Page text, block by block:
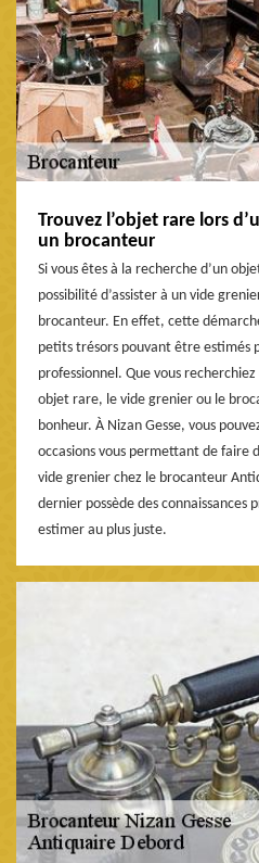
Trouvez l’objet rare lors
un brocanteur
Si vous êtes à la recherche d’un
possibilité d’assister à un vide
brocanteur. En effet, cette
petits trésors pouvant être estimés
professionnel. Que vous
objet rare, le vide grenier ou le
bonheur. À Nizan Gesse, vous
occasions vous permettant de faire
vide grenier chez le brocanteur
dernier possède des connaissances
estimer au plus juste.